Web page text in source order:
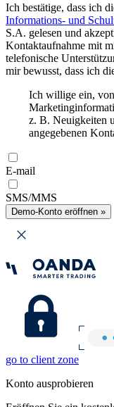
Ich bestätige, dass ich
Informations- und
S.A. gelesen und
Kontaktaufnahme mit
telefonische
mir bewusst, dass ich
Ich willige ein,
z. B. Neuigkeiten
angegebenen
E-mail
SMS/MMS
Demo-Konto eröffnen »
go to client zone
Konto ausprobieren